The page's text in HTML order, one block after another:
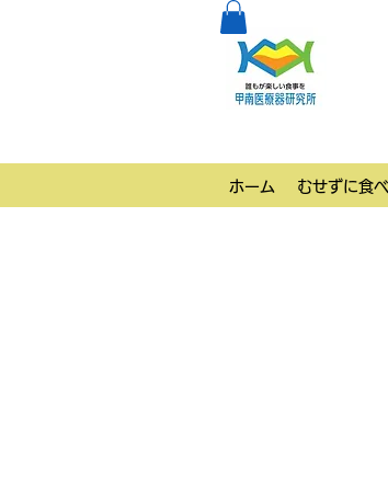
ホーム むせずに食